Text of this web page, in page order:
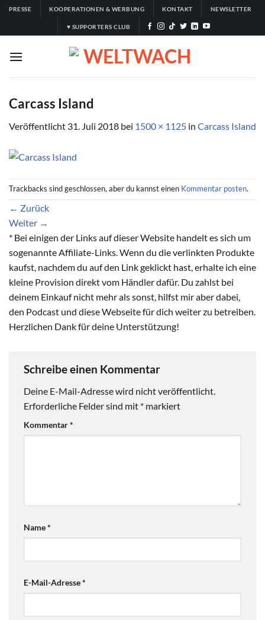
Zum
springen
PRESSE KOOPERATIONEN & WERBUNG KONTAKT NEWSLETTER
♥ SUPPORTERS CLUB
Carcass Island
Veröffentlicht 31. Juli 2018 bei 1500 × 1125 in Carcass Island
Trackbacks sind geschlossen, aber du kannst einen Kommentar posten.
← Zurück
Weiter →
* Bei einigen der Links auf dieser Website handelt es sich um
sogenannte Affiliate-Links. Wenn du die verlinkten Produkte
kaufst, nachdem du auf den Link geklickt hast, erhalte ich eine
kleine Provision direkt vom Händler dafür. Du zahlst bei
deinem Einkauf nicht mehr als sonst, hilfst mir aber dabei,
den Podcast und diese Webseite für dich weiter zu betreiben.
Herzlichen Dank für deine Unterstützung!
Schreibe einen Kommentar
Deine E-Mail-Adresse wird nicht veröffentlicht.
Erforderliche Felder sind mit * markiert
Kommentar*
Name*
E-Mail-Adresse*